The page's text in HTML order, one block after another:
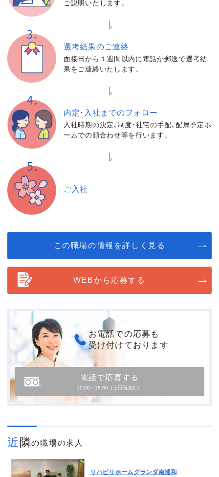
ご説明いたします。
選考結果のご連絡
面接日から１週間以内に電話か郵送で選考結
果をご連絡いたします。
内定･入社までのフォロー
入社時期の決定､制度･社宅の手配､配属予定ホ
ームでの顔合わせ等を行います。
ご入社
この職場の情報を詳しく見る
WEBから応募する
お電話での応募も
受け付けております
電話で応募する
10:00～18:30（土日祝含む）
近隣の職場の求人
リハビリホームグランダ南浦和